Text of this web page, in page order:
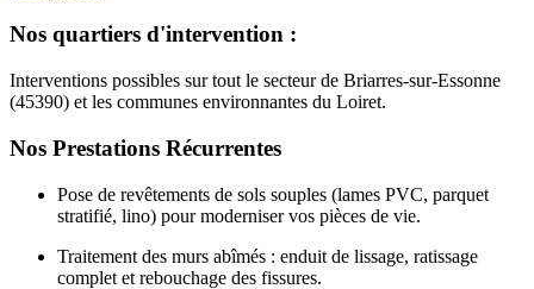
Nos quartiers d'intervention :
Interventions possibles sur tout le secteur de Briarres-sur-Essonne
(45390) et les communes environnantes du Loiret.
Nos Prestations Récurrentes
Pose de revêtements de sols souples (lames PVC, parquet
stratifié, lino) pour moderniser vos pièces de vie.
Traitement des murs abîmés : enduit de lissage, ratissage
complet et rebouchage des fissures.